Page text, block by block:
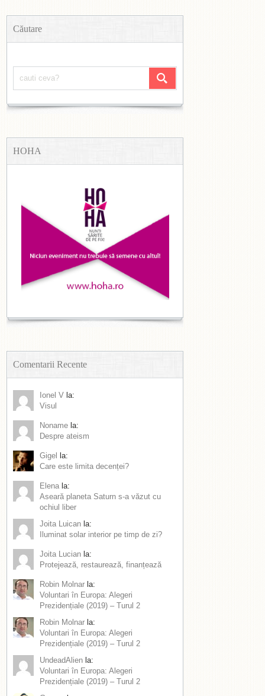
Căutare
HOHA
Comentarii Recente
Ionel V la:
Visul
Noname la:
Despre ateism
Gigel
la:
Care este limita decenței?
Elena la:
Aseară planeta Saturn s-a văzut cu
ochiul liber
Joita Luican la:
Iluminat solar interior pe timp de zi?
Joita Lucian la:
Protejează, restaurează, finanțează
Robin Molnar la:
Voluntari în Europa: Alegeri
Prezidențiale (2019) – Turul 2
Robin Molnar la:
Voluntari în Europa: Alegeri
Prezidențiale (2019) – Turul 2
UndeadAlien la:
Voluntari în Europa: Alegeri
Prezidențiale (2019) – Turul 2